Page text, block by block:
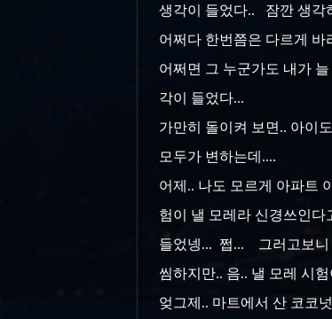
생각이 들었다.. 잠깐 생각
어쩌다 한번쯤은 다르게
어쩌면 그 누군가도 내가
각이 들었다...
가만히 돌이켜 보면.. 아이
모두가 변하는데....
어제.. 나도 모르게 아파트
험이 낼 모레라 신경쓰인
들었넹... 쩝... 그러고보니
씸하지만.. 음.. 낼 모레 시
엊그제.. 마트에서 산 코코